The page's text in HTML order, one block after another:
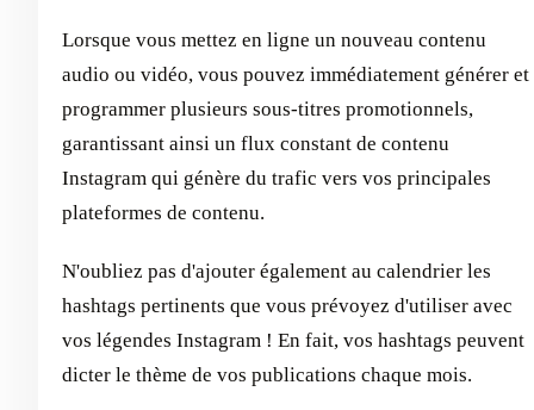
Lorsque vous mettez en ligne un nouveau contenu
audio ou vidéo, vous pouvez immédiatement générer et
programmer plusieurs sous-titres promotionnels,
garantissant ainsi un flux constant de contenu
Instagram qui génère du trafic vers vos principales
plateformes de contenu.
N'oubliez pas d'ajouter également au calendrier les
hashtags pertinents que vous prévoyez d'utiliser avec
vos légendes Instagram ! En fait, vos hashtags peuvent
dicter le thème de vos publications chaque mois.